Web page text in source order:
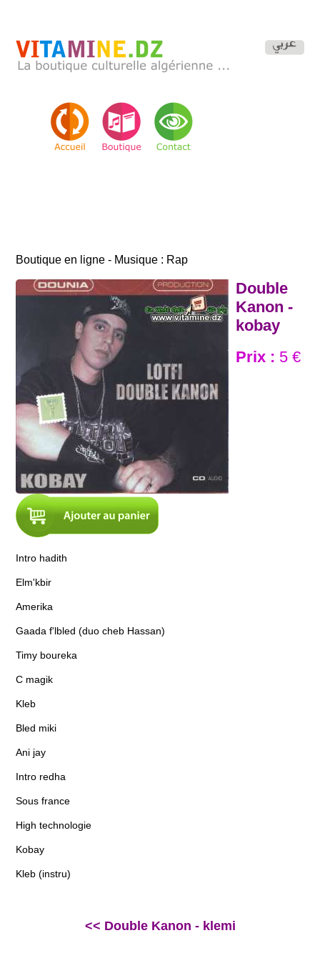
Boutique en ligne - Musique : Rap
Double
Kanon -
kobay
Prix : 5 €
Intro hadith
Elm'kbir
Amerika
Gaada f'lbled (duo cheb Hassan)
Timy boureka
C magik
Kleb
Bled miki
Ani jay
Intro redha
Sous france
High technologie
Kobay
Kleb (instru)
<< Double Kanon - klemi